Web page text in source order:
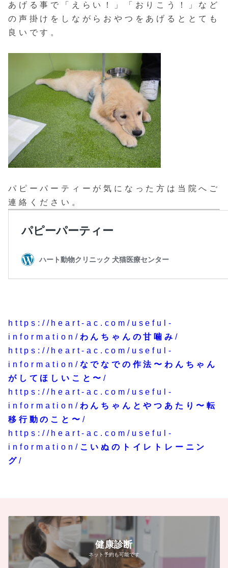
あげる事で「えらい！」「おりこう！」など
の声掛けをしながらおやつをあげるととても
良いです。
パピーパーティーが気になった方は当院へご
連絡ください。
https://heart-ac.com/useful-
information/ わんちゃんの甘噛み /
https://heart-ac.com/useful-
information/ なでなでの作法〜わんちゃん
がしてほしいこと〜/
https://heart-ac.com/useful-
information/ わんちゃんとやつあたり〜転
移行動のこと〜 /
https://heart-ac.com/useful-
information/ こいぬのトイレトレーニン
グ /
健康診断
ネット予約も可能です